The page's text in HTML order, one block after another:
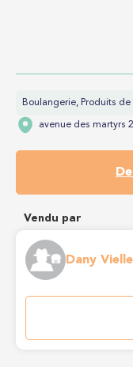
Boulangerie, Produits
avenue des martyrs
Vendu par
Dany